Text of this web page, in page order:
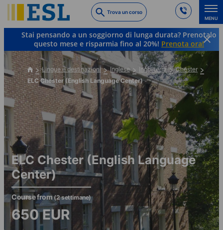
to
main
content
Trova un corso
MENU
Stai pensando a un soggiorno di lunga durata? Prenotalo
questo mese e risparmia fino al 20%! Prenota ora!
Lingue e destinazioni Inglese Inghilterra
Chester
ELC Chester (English Language Center)
ELC Chester (English Language
Center)
Course from(2 settimane)
650EUR